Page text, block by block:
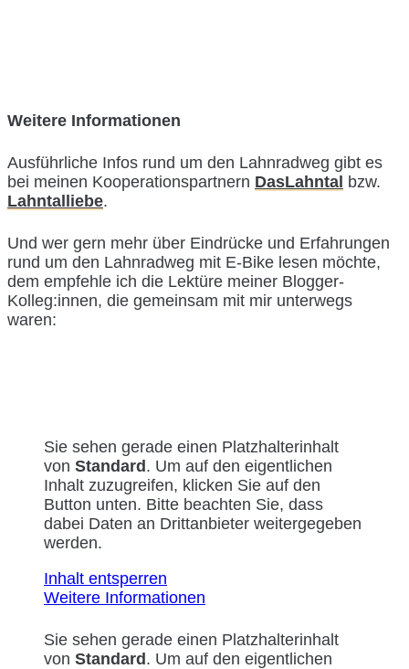
Weitere Informationen
Ausführliche Infos rund um den Lahnradweg gibt es
bei meinen Kooperationspartnern DasLahntal bzw.
Lahntalliebe.
Und wer gern mehr über Eindrücke und Erfahrungen
rund um den Lahnradweg mit E-Bike lesen möchte,
dem empfehle ich die Lektüre meiner Blogger-
Kolleg:innen, die gemeinsam mit mir unterwegs
waren:
Sie sehen gerade einen Platzhalterinhalt
von Standard. Um auf den eigentlichen
Inhalt zuzugreifen, klicken Sie auf den
Button unten. Bitte beachten Sie, dass
dabei Daten an Drittanbieter weitergegeben
werden.
Inhalt entsperren
Weitere Informationen
Sie sehen gerade einen Platzhalterinhalt
von Standard. Um auf den eigentlichen